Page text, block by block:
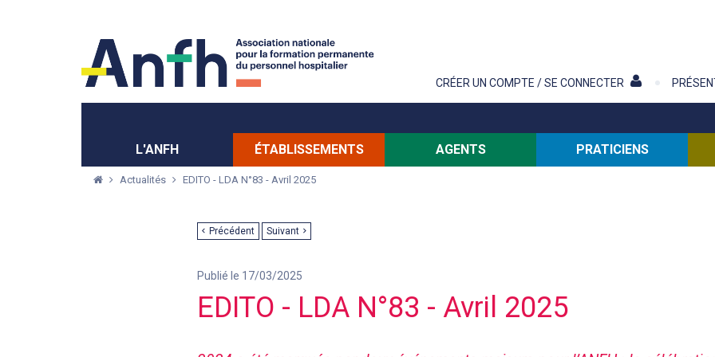
CRÉER UN COMPTE / SE CONNECTER
L'ANFH ÉTABLISSEMENTS AGENTS PRATICIENS
Actualités EDITO - LDA N°83 - Avril 2025
Précédent Suivant
Publié le 17/03/2025
EDITO - LDA N°83 - Avril 2025